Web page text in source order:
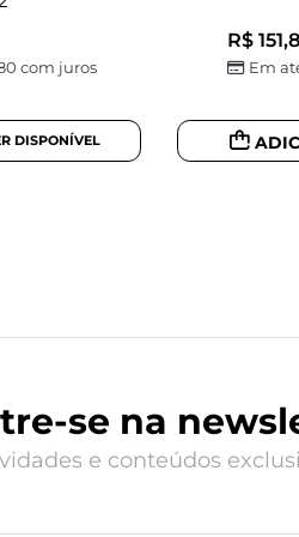
com juros
R$
Em
se na
e conteúdos